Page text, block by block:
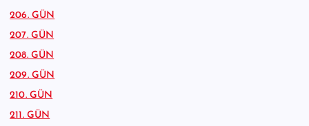
206. GÜN
207. GÜN
208. GÜN
209. GÜN
210. GÜN
211. GÜN